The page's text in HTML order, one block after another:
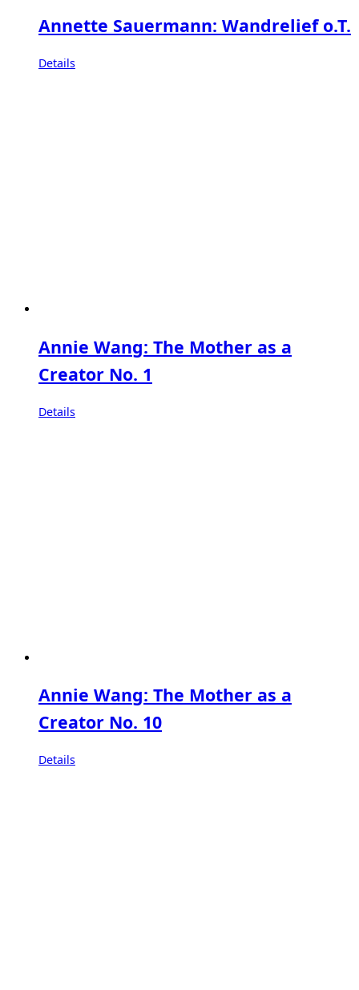
Annette Sauermann: Wandrelief o.T.
Details
Annie Wang: The Mother as a
Creator No. 1
Details
Annie Wang: The Mother as a
Creator No. 10
Details